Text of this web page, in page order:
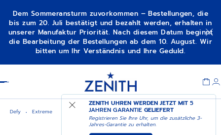
Dem Sommeransturm zuvorkommen – Bestellungen, die
bis zum 20. Juli bestätigt und bezahlt werden, erhalten in
unserer Manufaktur Priorität. Nach diesem Datum beginnt
die Bearbeitung der Bestellungen ab dem 10. August. Wir
bitten um Ihr Verständnis und Ihre Geduld.
ZENITH UHREN WERDEN JETZT MIT5
JAHREN GARANTIE GELIEFERT
Registrieren Sie Ihre Uhr, um die zusätzliche 3-
Jahres-Garantie zu erhalten.
Defy Extreme